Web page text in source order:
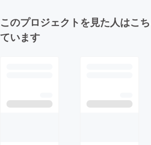
このプロジェクトを見た人はこ
ています